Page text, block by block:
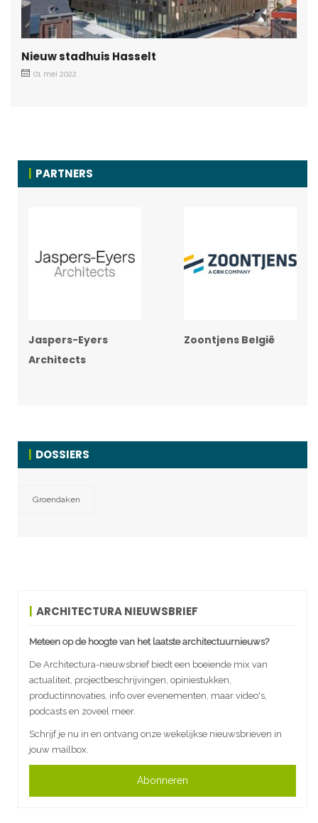
Nieuw stadhuis Hasselt
01 mei 2022
PARTNERS
Jaspers-Eyers
Architects
Zoontjens België
DOSSIERS
Groendaken
ARCHITECTURA NIEUWSBRIEF
Meteen op de hoogte van het laatste architectuurnieuws?
De Architectura-nieuwsbrief biedt een boeiende mix van
actualiteit, projectbeschrijvingen, opiniestukken,
productinnovaties, info over evenementen, maar video's,
podcasts en zoveel meer.
Schrijf je nu in en ontvang onze wekelijkse nieuwsbrieven in
jouw mailbox.
Abonneren